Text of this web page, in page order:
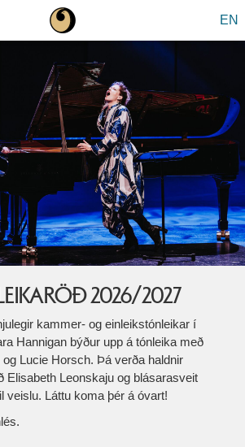
EN
2026/2027
kammer- og einleikstónleikar í
Hannigan býður upp á tónleika með
Lucie Horsch. Þá verða haldnir
Elisabeth Leonskaju og blásarasveit
veislu. Láttu koma þér á óvart!